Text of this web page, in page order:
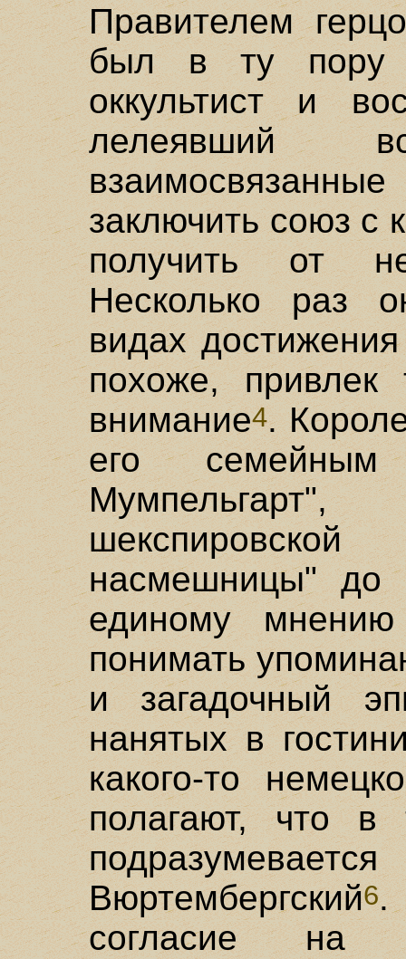
Правителем
был в ту пору
оккультист и
лелеявший
заключить союз с
получить от
Несколько раз
видах
похоже,
внимание4.
его семейным
шекспировской
насмешницы"
единому
понимать
и загадочный
нанятых в
какого-то
полагают, что
Вюртембергский6.
согласие на